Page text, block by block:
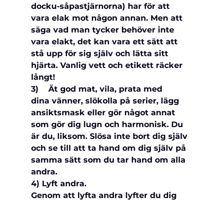
docku-såpastjärnorna) har för att
vara elak mot någon annan. Men att
säga vad man tycker behöver inte
vara elakt, det kan vara ett sätt att
stå upp för sig själv och lätta sitt
hjärta. Vanlig vett och etikett räcker
långt!
3)    Ät god mat, vila, prata med
dina vänner, slökolla på serier, lägg
ansiktsmask eller gör något annat
som gör dig lugn och harmonisk. Du
är du, liksom. Slösa inte bort dig själv
och se till att ta hand om dig själv på
samma sätt som du tar hand om alla
andra.
4) Lyft andra.
Genom att lyfta andra lyfter du dig